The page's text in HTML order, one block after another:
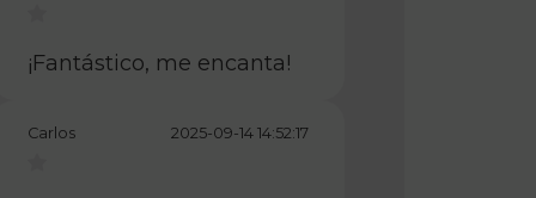
¡Fantástico, me encanta!
Carlos 2025-09-14 14:52:17